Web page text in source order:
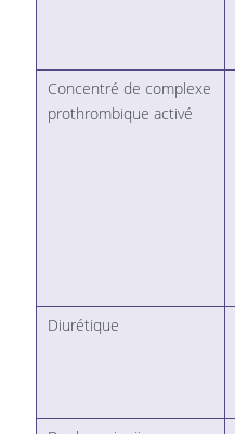
Concentré de complexe
prothrombique activé
Diurétique